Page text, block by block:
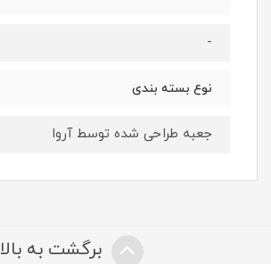
-
نوع بسته بندی
جعبه طراحی شده توسط آروا
برگشت به بالا